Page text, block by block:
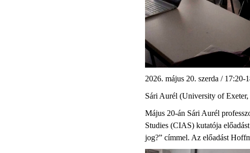
2026. május 20. szerda / 17:20-
Sári Aurél (University of
Május 20-án Sári Aurél
Studies (CIAS) kutatója
jog?” címmel. Az előadást